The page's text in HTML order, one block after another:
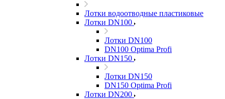
Лотки водоотводные пластиковые
Лотки DN100
Лотки DN100
DN100 Optima Profi
Лотки DN150
Лотки DN150
DN150 Optima Profi
Лотки DN200